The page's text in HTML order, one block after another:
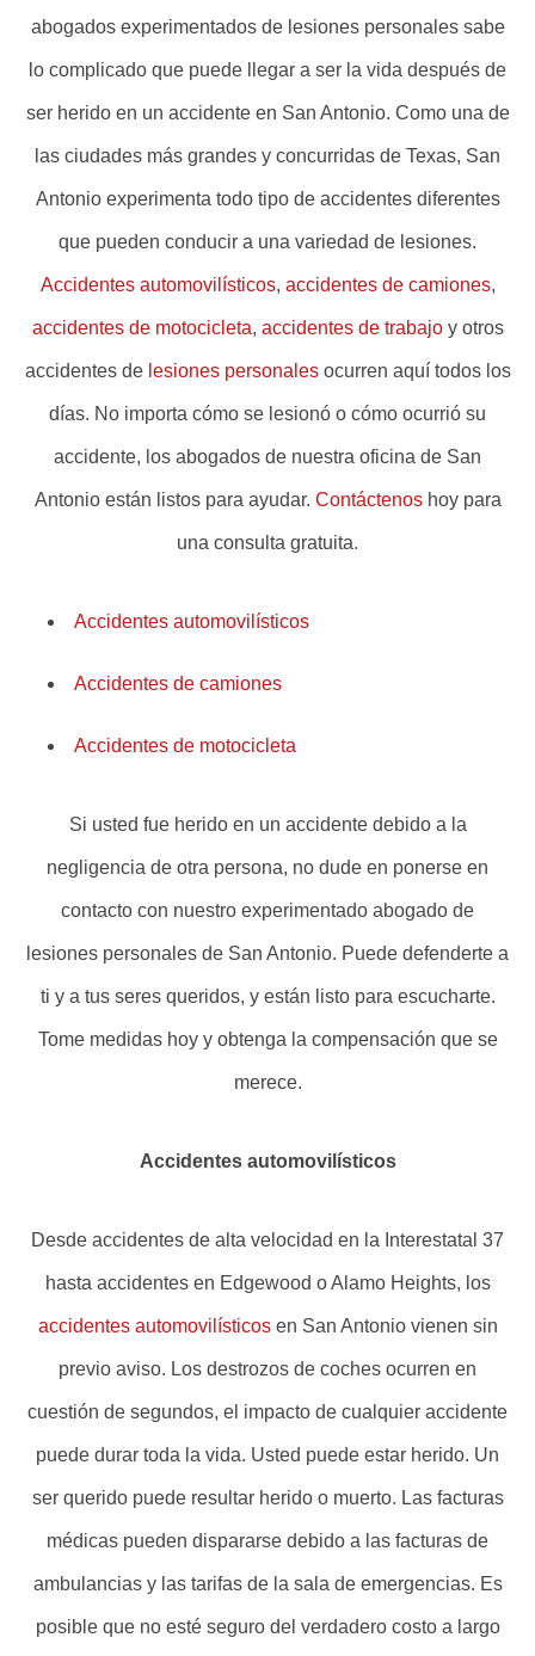
abogados experimentados de lesiones personales sabe
lo complicado que puede llegar a ser la vida después de
ser herido en un accidente en San Antonio. Como una de
las ciudades más grandes y concurridas de Texas, San
Antonio experimenta todo tipo de accidentes diferentes
que pueden conducir a una variedad de lesiones.
Accidentes automovilísticos, accidentes de camiones,
accidentes de motocicleta, accidentes de trabajoy otros
accidentes de lesiones personalesocurren aquí todos los
días. No importa cómo se lesionó o cómo ocurrió su
accidente, los abogados de nuestra oficina de San
Antonio están listos para ayudar. Contáctenoshoy para
una consulta gratuita.
Accidentes automovilísticos
Accidentes de camiones
Accidentes de motocicleta
Si usted fue herido en un accidente debido a la
negligencia de otra persona, no dude en ponerse en
contacto con nuestro experimentado abogado de
lesiones personales de San Antonio. Puede defenderte a
ti y a tus seres queridos, y están listo para escucharte.
Tome medidas hoy y obtenga la compensación que se
merece.
Accidentes automovilísticos
Desde accidentes de alta velocidad en la Interestatal 37
hasta accidentes en Edgewood o Alamo Heights, los
accidentes automovilísticosen San Antonio vienen sin
previo aviso. Los destrozos de coches ocurren en
cuestión de segundos, el impacto de cualquier accidente
puede durar toda la vida. Usted puede estar herido. Un
ser querido puede resultar herido o muerto. Las facturas
médicas pueden dispararse debido a las facturas de
ambulancias y las tarifas de la sala de emergencias. Es
posible que no esté seguro del verdadero costo a largo